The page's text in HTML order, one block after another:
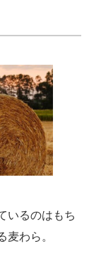
いるのはもち
わら。